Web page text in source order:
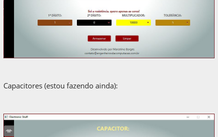
Capacitores (estou fazendo ainda):